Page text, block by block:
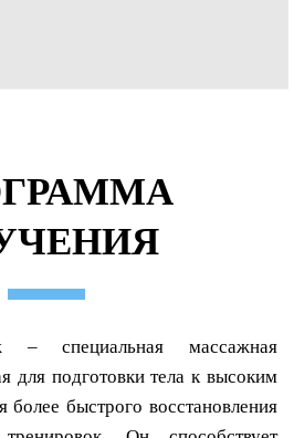
– специальная массажная
для подготовки тела к высоким
более быстрого восстановления